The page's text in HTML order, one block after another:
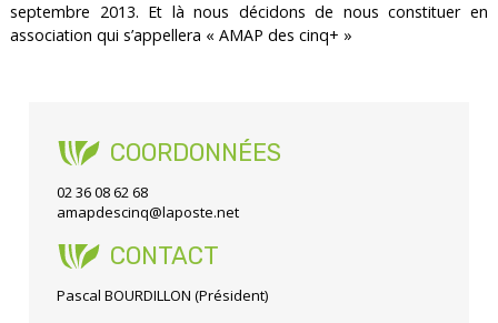
septembre 2013. Et là nous décidons de nous constituer en
association qui s’appellera « AMAP des cinq+ »
COORDONNÉES
02 36 08 62 68
amapdescinq@laposte.net
CONTACT
Pascal BOURDILLON (Président)